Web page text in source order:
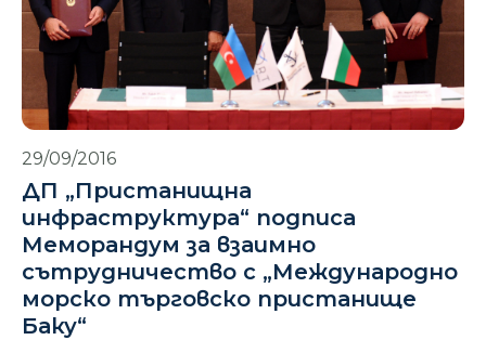
29/09/2016
ДП „Пристанищна
инфраструктура“ подписа
Меморандум за взаимно
сътрудничество с „Международно
морско търговско пристанище
Баку“